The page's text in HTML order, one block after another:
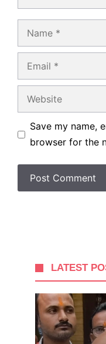
Name
Email
Website
Save my name,
browser for the
LATEST